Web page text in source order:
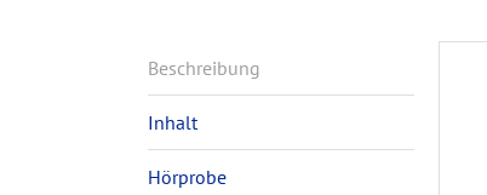
Beschreibung
Inhalt
Hörprobe